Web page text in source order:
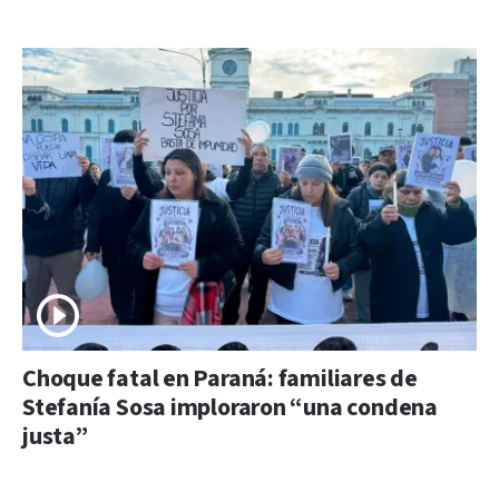
Choque fatal en Paraná: familiares de
Stefanía Sosa imploraron “una condena
justa”